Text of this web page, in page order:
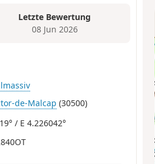
Letzte Bewertung
08 Jun 2026
de-Malcap (30500)
/ E 4.226042°